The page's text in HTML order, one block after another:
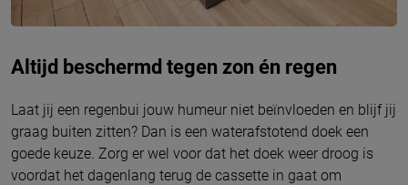
Altijd beschermd tegen zon én regen
Laat jij een regenbui jouw humeur niet beïnvloeden en blijf jij
graag buiten zitten? Dan is een waterafstotend doek een
goede keuze. Zorg er wel voor dat het doek weer droog is
voordat het dagenlang terug de cassette in gaat om